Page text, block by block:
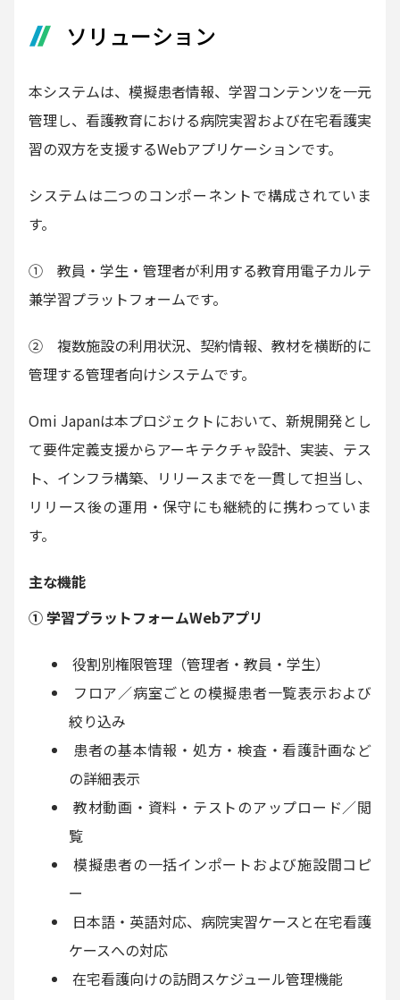
ソリューション
本システムは、模擬患者情報、学習コンテンツを一元
管理し、看護教育における病院実習および在宅看護実
習の双方を支援するWebアプリケーションです。
システムは二つのコンポーネントで構成されていま
す。
① 教員・学生・管理者が利用する教育用電子カルテ
兼学習プラットフォームです。
② 複数施設の利用状況、契約情報、教材を横断的に
管理する管理者向けシステムです。
Omi Japanは本プロジェクトにおいて、新規開発とし
て要件定義支援からアーキテクチャ設計、実装、テス
ト、インフラ構築、リリースまでを一貫して担当し、
リリース後の運用・保守にも継続的に携わっていま
す。
主な機能
① 学習プラットフォームWebアプリ
役割別権限管理（管理者・教員・学生）
フロア／病室ごとの模擬患者一覧表示および
絞り込み
患者の基本情報・処方・検査・看護計画など
の詳細表示
教材動画・資料・テストのアップロード／閲
覧
模擬患者の一括インポートおよび施設間コピ
ー
日本語・英語対応、病院実習ケースと在宅看護
ケースへの対応
在宅看護向けの訪問スケジュール管理機能